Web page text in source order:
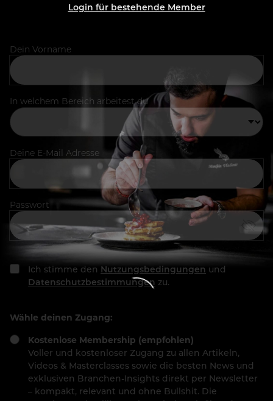
Login für bestehende Member
Dein Vorname
In welchem Bereich arbeitest du
Deine E-Mail Adresse
Passwort
Ich stimme den Nutzungsbedingungen und
Datenschutzbestimmungen zu.
Wähle deinen Zugang:
Kostenlose Membership (empfohlen)
Voller und kostenloser Zugang zu allen Artikeln,
Videos & Masterclasses sowie die besten News und
exklusiven Branchen-Insights direkt per Newsletter
– kompakt, relevant und ohne Bullshit. Die